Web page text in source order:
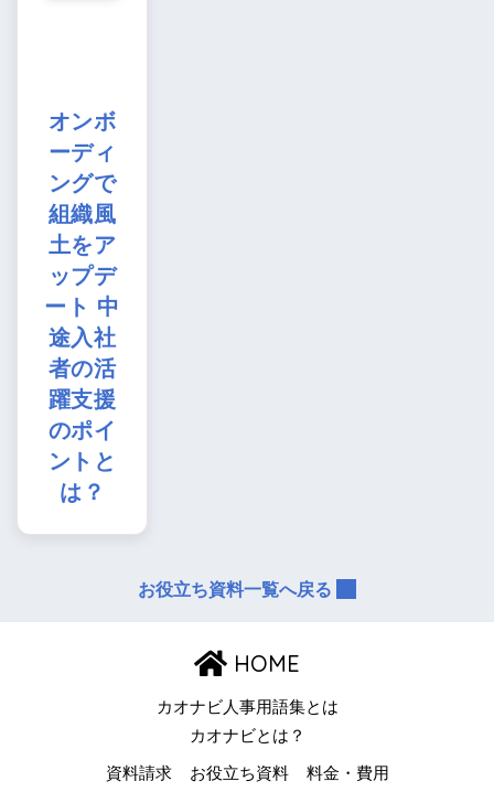
オンボ
ーディ
ングで
組織風
土をア
ップデ
ート 中
途入社
者の活
躍支援
のポイ
ントと
は？
お役立ち資料一覧へ戻る
HOME
カオナビ人事用語集とは
カオナビとは？
資料請求 お役立ち資料 料金・費用